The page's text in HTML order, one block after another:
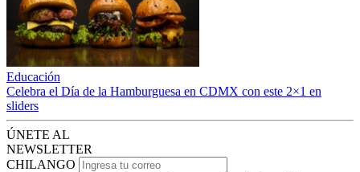
Educación
Celebra el Día de la Hamburguesa en CDMX con este 2×1 en
sliders
ÚNETE AL
NEWSLETTER
CHILANGO